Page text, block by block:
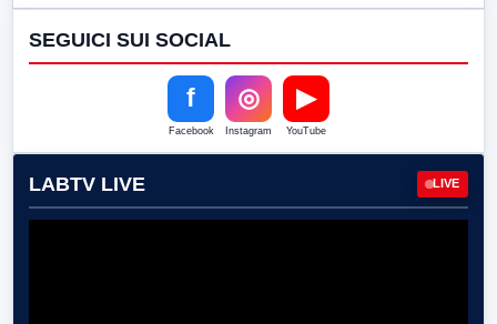
SEGUICI SUI SOCIAL
f
Facebook
◎
Instagram
▶
YouTube
LABTV LIVE LIVE